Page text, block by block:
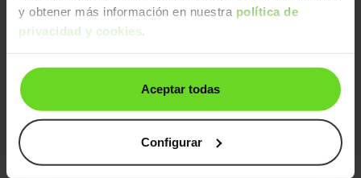
y obtener más información en nuestra política de
privacidad y cookies
Aceptar todas
Configurar
Fiat 500
1.2 Lounge 8.790€